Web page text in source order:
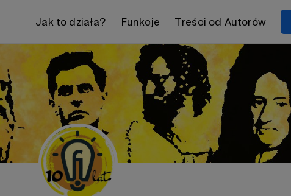
Jak to działa? Funkcje Treści od Autorów